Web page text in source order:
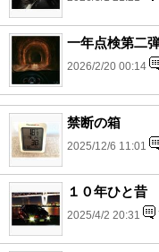
一年点検第二
2026/2/20 00:14
禁断の箱
2025/12/6 11:01
１０年ひと昔
2025/4/2 20:31